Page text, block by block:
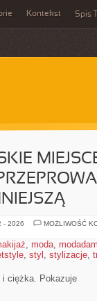
Kontekst Spis
- 2026
MOŻLIWOŚĆ
, moda,
, styl , stylizacje,
i ciężka. Pokazuje